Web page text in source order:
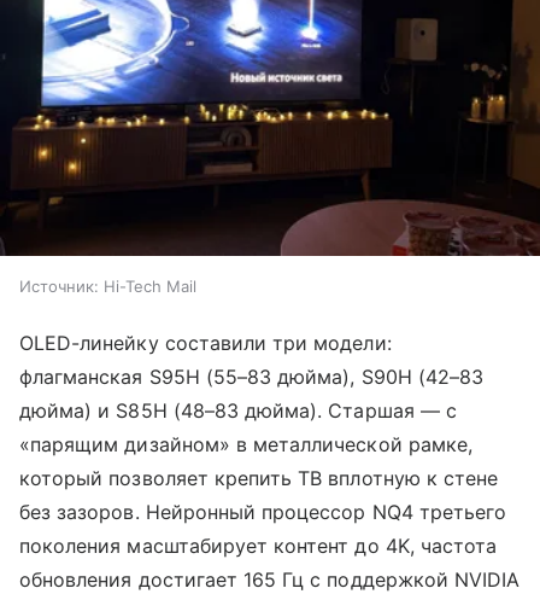
Источник: Hi-Tech Mail
OLED-линейку составили три модели:
флагманская S95H (55–83 дюйма), S90H (42–83
дюйма) и S85H (48–83 дюйма). Старшая — с
«парящим дизайном» в металлической рамке,
который позволяет крепить ТВ вплотную к стене
без зазоров. Нейронный процессор NQ4 третьего
поколения масштабирует контент до 4K, частота
обновления достигает 165 Гц с поддержкой NVIDIA